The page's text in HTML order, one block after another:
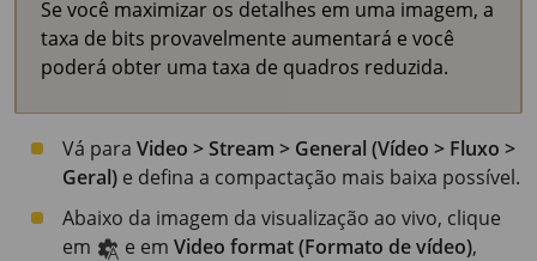
Se você maximizar os detalhes em uma imagem, a
taxa de bits provavelmente aumentará e você
poderá obter uma taxa de quadros reduzida.
Vá para Video > Stream > General (Vídeo > Fluxo >
Geral) e defina a compactação mais baixa possível.
Abaixo da imagem da visualização ao vivo, clique
em
e em Video format (Formato de vídeo),